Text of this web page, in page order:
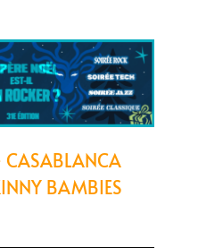
CASABLANCA
BAMBIES